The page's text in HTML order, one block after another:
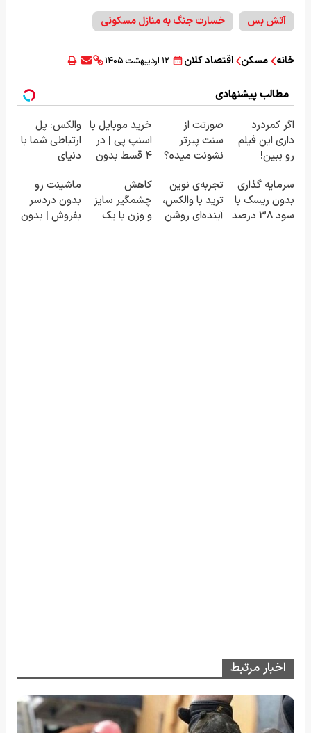
آتش بس خسارت جنگ به منازل مسکونی
خانه مسکن اقتصاد کلان ۱۲ اردیبهشت ۱۴۰۵
مطالب پیشنهادی
اگر کمردرد
داری این فیلم
رو ببین!
رو پر کن◖
صورتت از
سنت پیرتر
نشونت میده؟
می‌گردونه 🔰
خرید موبایل با
اسنپ پی | در
۴ قسط بدون
والکس: پل
ارتباطی شما با
دنیای
دیجیتال
سرمایه گذاری
بدون ریسک با
سود 38 درصد
تجربه‌ی نوین
ترید با والکس،
آینده‌ای روشن
کاهش
چشمگیر سایز
و وزن با یک
ماشینت رو
بدون دردسر
بفروش | بدون
اخبار مرتبط